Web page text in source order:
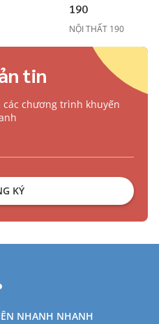
190
NỘI THẤT 190
tin
chương trình khuyến
KÝ
NHANH NHANH